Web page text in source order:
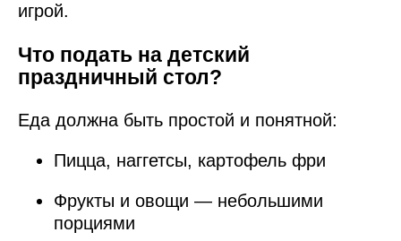
игрой.
Что подать на детский
праздничный стол?
Еда должна быть простой и понятной:
Пицца, наггетсы, картофель фри
Фрукты и овощи — небольшими
порциями